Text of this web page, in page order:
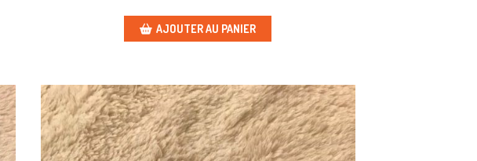
AJOUTER AU PANIER